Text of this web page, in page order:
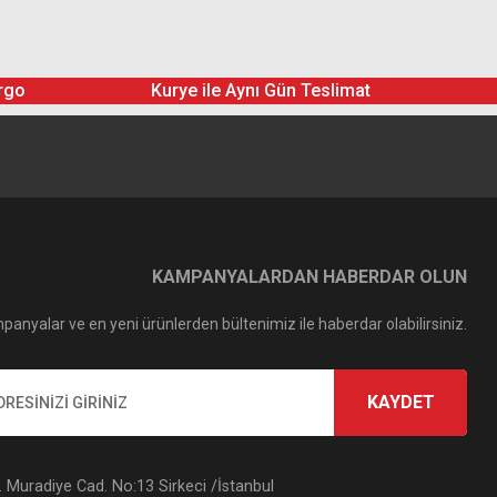
952,80 TL
Kurye ile Aynı Gün Teslimat
KAMPANYALARDAN HABERDAR OLUN
ve en yeni ürünlerden bültenimiz ile haberdar olabilirsiniz.
KAYDET
Muradiye Cad. No:13 Sirkeci /İstanbul